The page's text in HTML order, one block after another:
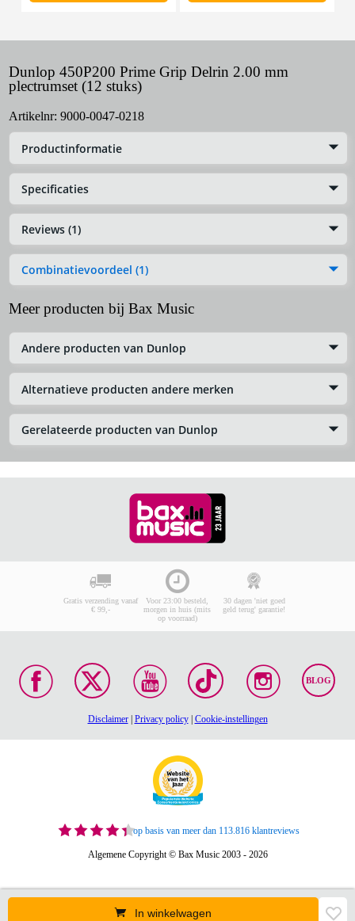
Dunlop 450P200 Prime Grip Delrin 2.00 mm
plectrumset (12 stuks)
Artikelnr: 9000-0047-0218
Productinformatie
Specificaties
Reviews (1)
Combinatievoordeel (1)
Meer producten bij Bax Music
Andere producten van Dunlop
Alternatieve producten andere merken
Gerelateerde producten van Dunlop
In winkelwagen
Gratis verzending vanaf
€ 99,-
Voor 23:00 besteld,
morgen in huis (mits
op voorraad)
30 dagen 'niet goed
geld terug' garantie!
BLOG
Disclaimer| Privacy policy| Cookie-instellingen
op basis van meer dan 113.816 klantreviews
Algemene Copyright © Bax Music 2003 - 2026